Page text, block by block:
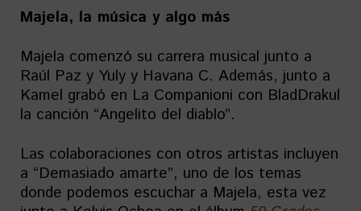
Majela, la música y algo más
Majela comenzó su carrera musical junto a
Raúl Paz y Yuly y Havana C. Además, junto a
Kamel grabó en La Companioni con BladDrakul
la canción “Angelito del diablo”.
Las colaboraciones con otros artistas incluyen
a “Demasiado amarte”, uno de los temas
donde podemos escuchar a Majela, esta vez